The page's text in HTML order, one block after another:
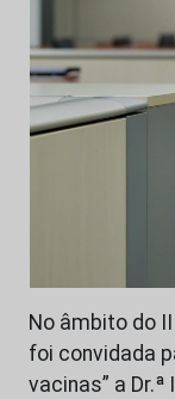
No âmbito do
foi convidada
vacinas” a